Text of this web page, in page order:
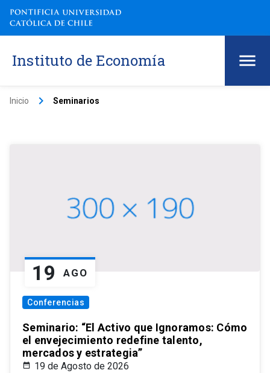
Instituto de Economía
Inicio keyboard_arrow_right Seminarios
19 AGO
Conferencias
Seminario: “El Activo que Ignoramos: Cómo
el envejecimiento redefine talento,
mercados y estrategia”
19 de Agosto de 2026